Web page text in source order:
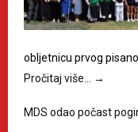
obljetnicu prvog
Pročitaj više… →
MDS odao počast